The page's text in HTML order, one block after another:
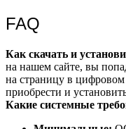
FAQ
Как скачать и
на нашем сайте, вы
на страницу в цифровом
приобрести и
Какие системные